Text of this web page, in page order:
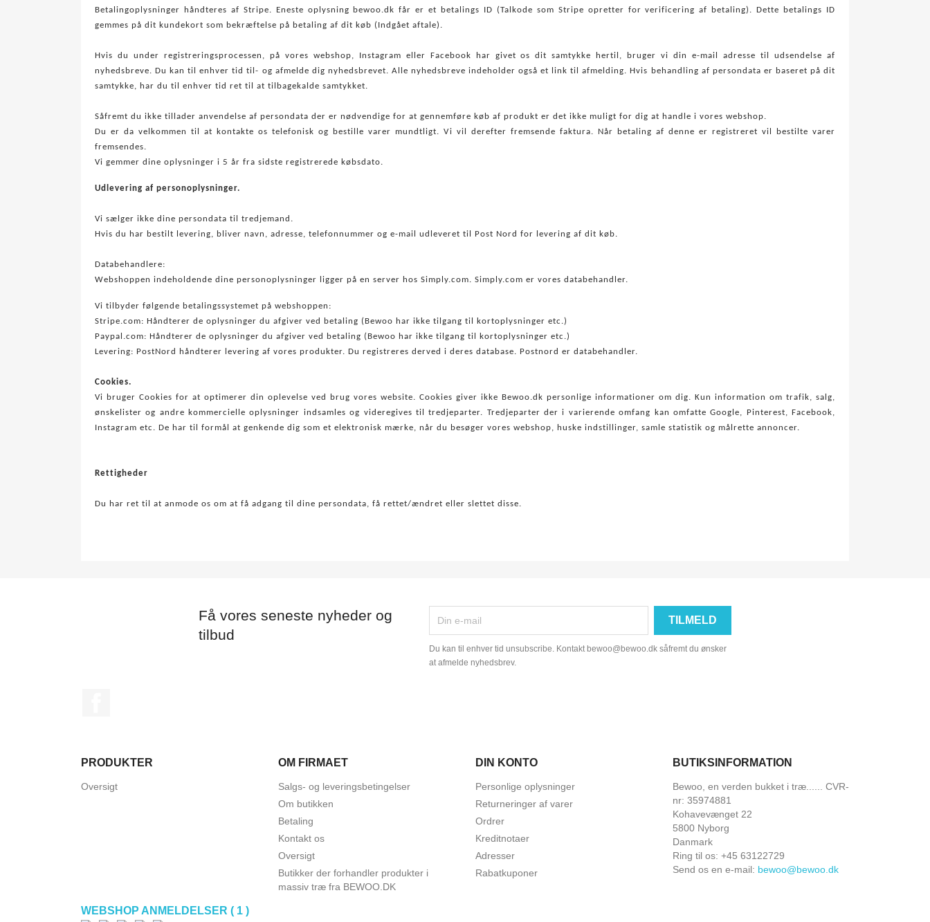
Betalingoplysninger håndteres af Stripe. Eneste oplysning bewoo.dk får er et betalings ID (Talkode som Stripe opretter for verificering af betaling). Dette betalings ID
gemmes på dit kundekort som bekræftelse på betaling af dit køb (Indgået aftale).
Hvis du under registreringsprocessen, på vores webshop, Instagram eller Facebook har givet os dit samtykke hertil, bruger vi din e-mail adresse til udsendelse af
nyhedsbreve. Du kan til enhver tid til- og afmelde dig nyhedsbrevet. Alle nyhedsbreve indeholder også et link til afmelding. Hvis behandling af persondata er baseret på dit
samtykke, har du til enhver tid ret til at tilbagekalde samtykket.
Såfremt du ikke tillader anvendelse af persondata der er nødvendige for at gennemføre køb af produkt er det ikke muligt for dig at handle i vores webshop.
Du er da velkommen til at kontakte os telefonisk og bestille varer mundtligt. Vi vil derefter fremsende faktura. Når betaling af denne er registreret vil bestilte varer
fremsendes.
Vi gemmer dine oplysninger i 5 år fra sidste registrerede købsdato.
Udlevering af personoplysninger.
Vi sælger ikke dine persondata til tredjemand.
Hvis du har bestilt levering, bliver navn, adresse, telefonnummer og e-mail udleveret til Post Nord for levering af dit køb.
Databehandlere:
Webshoppen indeholdende dine personoplysninger ligger på en server hos Simply.com. Simply.com er vores databehandler.
Vi tilbyder følgende betalingssystemet på webshoppen:
Stripe.com: Håndterer de oplysninger du afgiver ved betaling (Bewoo har ikke tilgang til kortoplysninger etc.)
Paypal.com: Håndterer de oplysninger du afgiver ved betaling (Bewoo har ikke tilgang til kortoplysninger etc.)
Levering: PostNord håndterer levering af vores produkter. Du registreres derved i deres database. Postnord er databehandler.
Cookies.
Vi bruger Cookies for at optimerer din oplevelse ved brug vores website. Cookies giver ikke Bewoo.dk personlige informationer om dig. Kun information om trafik, salg,
ønskelister og andre kommercielle oplysninger indsamles og videregives til tredjeparter. Tredjeparter der i varierende omfang kan omfatte Google, Pinterest, Facebook,
Instagram etc. De har til formål at genkende dig som et elektronisk mærke, når du besøger vores webshop, huske indstillinger, samle statistik og målrette annoncer.
Rettigheder
Du har ret til at anmode os om at få adgang til dine persondata, få rettet/ændret eller slettet disse.
Få vores seneste nyheder og
tilbud
Du kan til enhver tid unsubscribe. Kontakt bewoo@bewoo.dk såfremt du ønsker
at afmelde nyhedsbrev.
PRODUKTER
Oversigt
OM FIRMAET
Salgs- og leveringsbetingelser
Om butikken
Betaling
Kontakt os
Oversigt
Butikker der forhandler produkter i
massiv træ fra BEWOO.DK
DIN KONTO
Personlige oplysninger
Returneringer af varer
Ordrer
Kreditnotaer
Adresser
Rabatkuponer
BUTIKSINFORMATION
Bewoo, en verden bukket i træ...... CVR-
nr: 35974881
Kohavevænget 22
5800 Nyborg
Danmark
Ring til os: +45 63122729
Send os en e-mail: bewoo@bewoo.dk
WEBSHOP ANMELDELSER ( 1 )